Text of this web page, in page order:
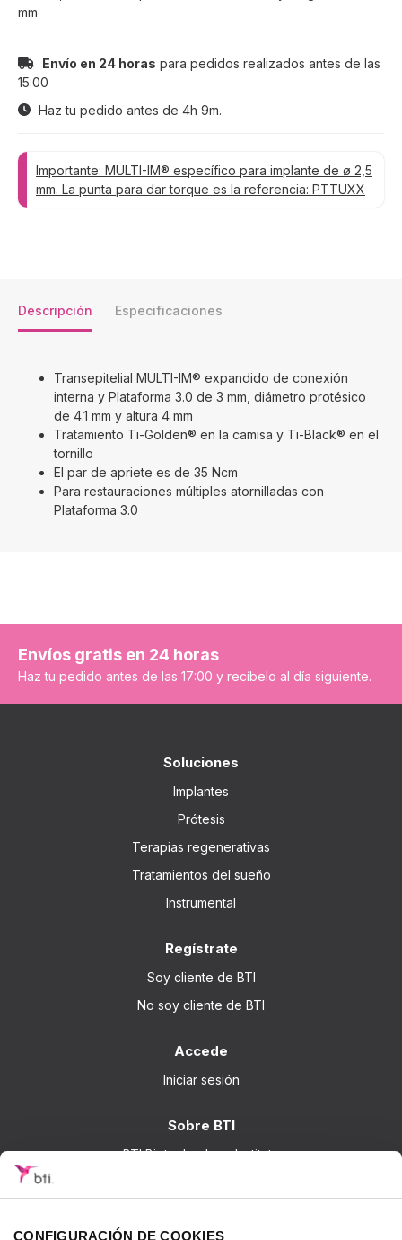
CONFIGURACIÓN DE COOKIES
mm
Envío en 24 horas para pedidos realizados antes de las
15:00
Haz tu pedido antes de 4h 9m.
Importante: MULTI-IM® específico para implante de ø 2,5
mm. La punta para dar torque es la referencia: PTTUXX
Descripción Especificaciones
Transepitelial MULTI-IM® expandido de conexión
interna y Plataforma 3.0 de 3 mm, diámetro protésico
de 4.1 mm y altura 4 mm
Tratamiento Ti-Golden® en la camisa y Ti-Black® en el
tornillo
El par de apriete es de 35 Ncm
Para restauraciones múltiples atornilladas con
Plataforma 3.0
Envíos gratis en 24 horas
Haz tu pedido antes de las 17:00 y recíbelo al día siguiente.
Soluciones
Implantes
Prótesis
Terapias regenerativas
Tratamientos del sueño
Instrumental
Regístrate
Soy cliente de BTI
No soy cliente de BTI
Accede
Iniciar sesión
Sobre BTI
BTI Biotechnology Institute